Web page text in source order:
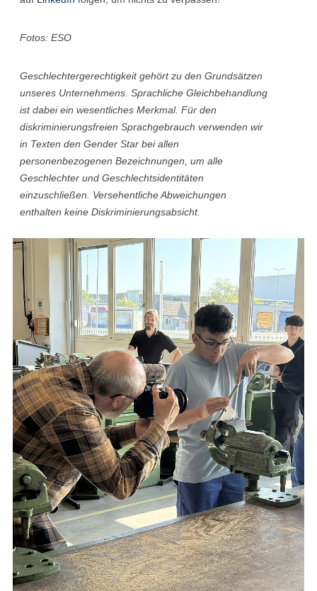
Fotos: ESO
Geschlechtergerechtigkeit gehört zu den Grundsätzen
unseres Unternehmens. Sprachliche Gleichbehandlung
ist dabei ein wesentliches Merkmal. Für den
diskriminierungsfreien Sprachgebrauch verwenden wir
in Texten den Gender Star bei allen
personenbezogenen Bezeichnungen, um alle
Geschlechter und Geschlechtsidentitäten
einzuschließen. Versehentliche Abweichungen
enthalten keine Diskriminierungsabsicht.